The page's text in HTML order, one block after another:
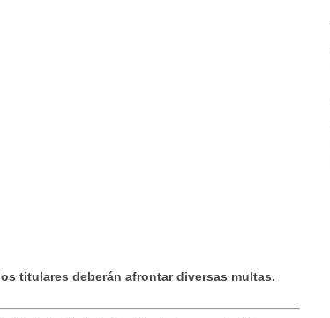
titulares deberán afrontar diversas multas.